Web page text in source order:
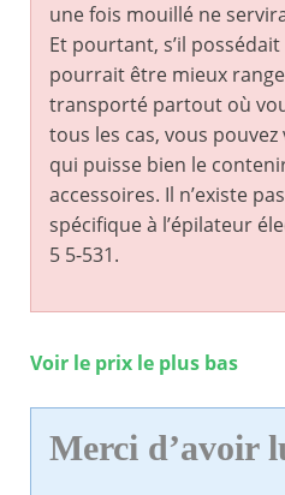
une fois mouillé ne
Et pourtant, s’il
pourrait être mieux
transporté partout où
tous les cas, vous
qui puisse bien le
accessoires. Il n’existe
spécifique à l’épilateur
5 5-531.
Voir le prix le plus bas
Merci d’avoir